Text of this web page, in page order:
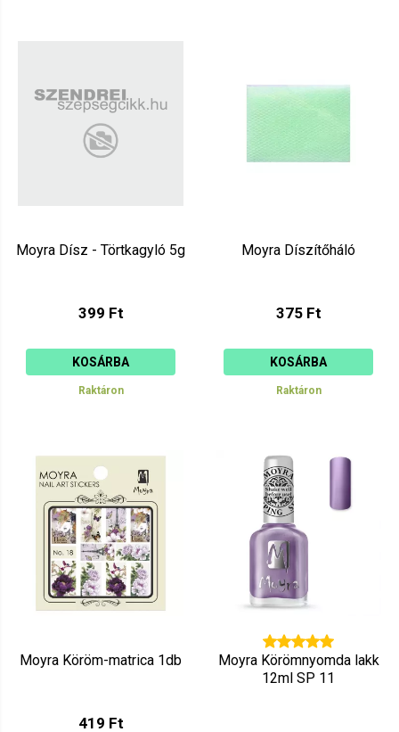
Moyra Dísz - Törtkagyló 5g
399 Ft
KOSÁRBA
Raktáron
Moyra Díszítőháló
375 Ft
KOSÁRBA
Raktáron
Moyra Köröm-matrica 1db
419 Ft
Moyra Körömnyomda lakk
12ml SP 11